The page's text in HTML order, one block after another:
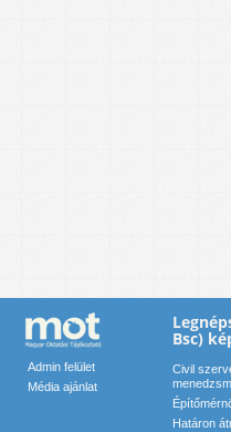
Admin felület
Média ajánlat
Bsc)
Civil
Határon